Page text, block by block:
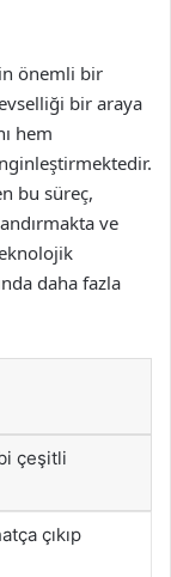
önemli bir
bir araya
hem
bu süreç,
ve
daha fazla
çeşitli
çıkıp